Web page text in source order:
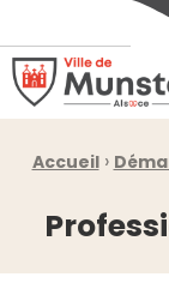
Ville de Munster
Fil d'Ariane :
Accueil ›